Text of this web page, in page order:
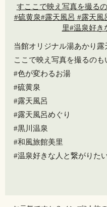
当館オリジナル湯あかり
ここで映え写真を撮るのも
#色が変わるお湯
#硫黄泉
#露天風呂
#露天風呂めぐり
#黒川温泉
#和風旅館美里
#温泉好きな人と繋がりた